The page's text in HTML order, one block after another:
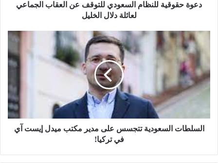
دعوة حقوقية للنظام السعودي للتوقف عن العقاب الجماعي
لعائلة دلال الخليل
السلطات السعودية تتجسس على مدير مكتب ميدل إيست آي
في تركيا!